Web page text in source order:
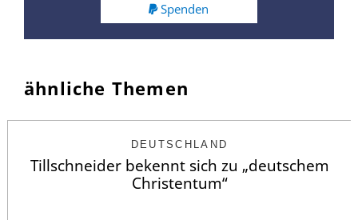
Spenden
ähnliche Themen
DEUTSCHLAND
Tillschneider bekennt sich zu „deutschem
Christentum“